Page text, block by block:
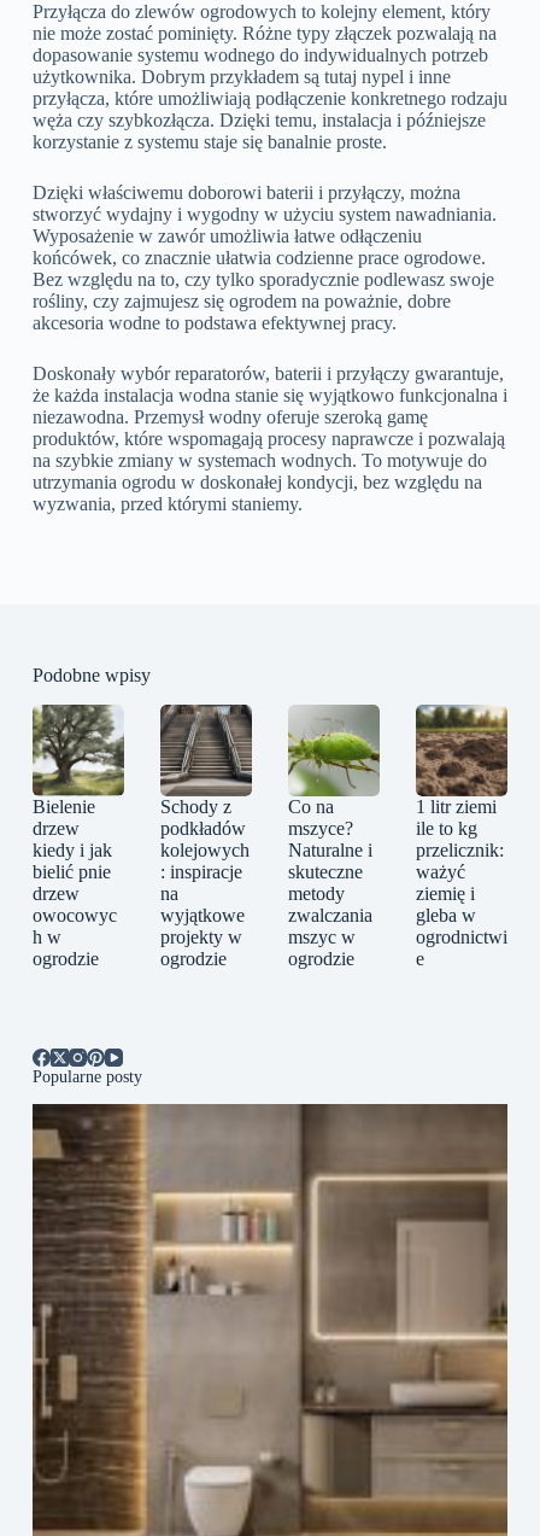
Przyłącza do zlewów ogrodowych to kolejny element, który
nie może zostać pominięty. Różne typy złączek pozwalają na
dopasowanie systemu wodnego do indywidualnych potrzeb
użytkownika. Dobrym przykładem są tutaj nypel i inne
przyłącza, które umożliwiają podłączenie konkretnego rodzaju
węża czy szybkozłącza. Dzięki temu, instalacja i późniejsze
korzystanie z systemu staje się banalnie proste.
Dzięki właściwemu doborowi baterii i przyłączy, można
stworzyć wydajny i wygodny w użyciu system nawadniania.
Wyposażenie w zawór umożliwia łatwe odłączeniu
końcówek, co znacznie ułatwia codzienne prace ogrodowe.
Bez względu na to, czy tylko sporadycznie podlewasz swoje
rośliny, czy zajmujesz się ogrodem na poważnie, dobre
akcesoria wodne to podstawa efektywnej pracy.
Doskonały wybór reparatorów, baterii i przyłączy gwarantuje,
że każda instalacja wodna stanie się wyjątkowo funkcjonalna i
niezawodna. Przemysł wodny oferuje szeroką gamę
produktów, które wspomagają procesy naprawcze i pozwalają
na szybkie zmiany w systemach wodnych. To motywuje do
utrzymania ogrodu w doskonałej kondycji, bez względu na
wyzwania, przed którymi staniemy.
Podobne wpisy
Bielenie
drzew
kiedy i jak
bielić pnie
drzew
owocowyc
h w
ogrodzie
Schody z
podkładów
kolejowych
: inspiracje
na
wyjątkowe
projekty w
ogrodzie
Co na
mszyce?
Naturalne i
skuteczne
metody
zwalczania
mszyc w
ogrodzie
1 litr ziemi
ile to kg
przelicznik:
ważyć
ziemię i
gleba w
ogrodnictwi
e
Popularne posty